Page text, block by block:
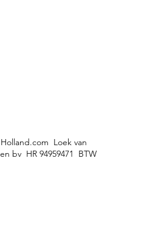
Loek van
bv HR 94959471 BTW